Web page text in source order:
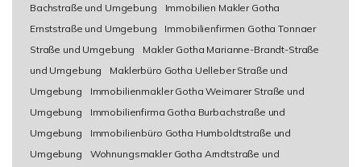
Bachstraße und Umgebung
Immobilien Makler Gotha
Ernststraße und Umgebung
Immobilienfirmen Gotha Tonnaer
Straße und Umgebung
Makler Gotha Marianne-Brandt-Straße
und Umgebung
Maklerbüro Gotha Uelleber Straße und
Umgebung
Immobilienmakler Gotha Weimarer Straße und
Umgebung
Immobilienfirma Gotha Burbachstraße und
Umgebung
Immobilienbüro Gotha Humboldtstraße und
Umgebung
Wohnungsmakler Gotha Arndtstraße und